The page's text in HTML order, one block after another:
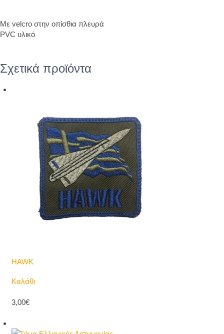
Με velcro στην οπίσθια πλευρά
PVC υλικό
Σχετικά προϊόντα
HAWK
Καλάθι
3,00€